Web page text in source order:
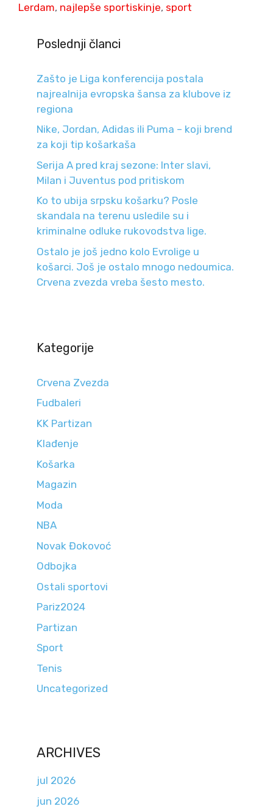
Lerdam, najlepše sportiskinje, sport
Poslednji članci
Zašto je Liga konferencija postala
najrealnija evropska šansa za klubove iz
regiona
Nike, Jordan, Adidas ili Puma – koji brend
za koji tip košarkaša
Serija A pred kraj sezone: Inter slavi,
Milan i Juventus pod pritiskom
Ko to ubija srpsku košarku? Posle
skandala na terenu usledile su i
kriminalne odluke rukovodstva lige.
Ostalo je još jedno kolo Evrolige u
košarci. Još je ostalo mnogo nedoumica.
Crvena zvezda vreba šesto mesto.
Kategorije
Crvena Zvezda
Fudbaleri
KK Partizan
Klađenje
Košarka
Magazin
Moda
NBA
Novak Đokovoć
Odbojka
Ostali sportovi
Pariz2024
Partizan
Sport
Tenis
Uncategorized
ARCHIVES
jul 2026
jun 2026